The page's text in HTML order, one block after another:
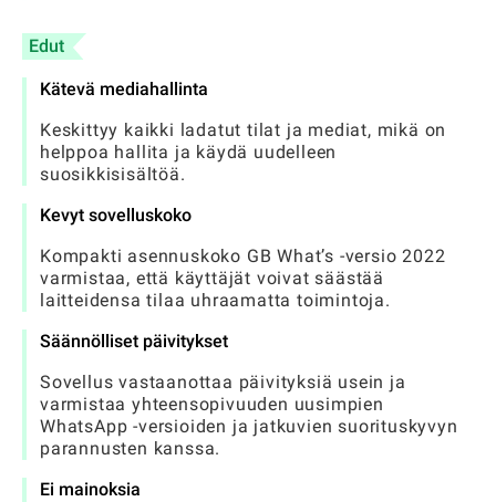
Edut
Kätevä mediahallinta
Keskittyy kaikki ladatut tilat ja mediat, mikä on
helppoa hallita ja käydä uudelleen
suosikkisisältöä.
Kevyt sovelluskoko
Kompakti asennuskoko GB What’s -versio 2022
varmistaa, että käyttäjät voivat säästää
laitteidensa tilaa uhraamatta toimintoja.
Säännölliset päivitykset
Sovellus vastaanottaa päivityksiä usein ja
varmistaa yhteensopivuuden uusimpien
WhatsApp -versioiden ja jatkuvien suorituskyvyn
parannusten kanssa.
Ei mainoksia